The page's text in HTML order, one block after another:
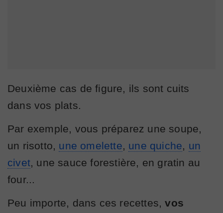
Deuxième cas de figure, ils sont cuits
dans vos plats.
Par exemple, vous préparez une soupe,
un risotto, une omelette, une quiche, un
civet, une sauce forestière, en gratin au
four...
Peu importe, dans ces recettes,vos